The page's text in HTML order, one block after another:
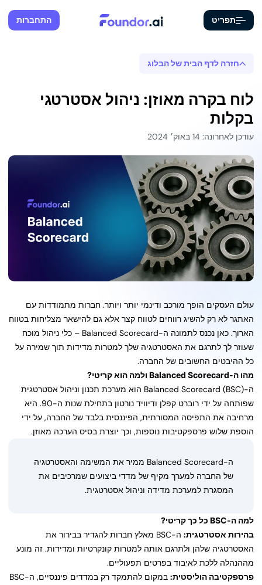
תפריט התחברות
חזרה לדף הבית של הבלוג
לוח בקרה מאוזן: ניהול אסטרטגי
בקלות
עודכן לאחרונה: 14 באוק׳ 2024
עולם העסקים הופך מורכב ודינמי יותר ויותר. חברות מתמודדות עם
האתגר לא רק להשיג רווחים לטווח קצר אלא גם להישאר מצליחות בטווח
הארוך. כאן נכנס לתמונה ה-Balanced Scorecard – כלי ניהול מוכח
שעוזר לך לתרגם את האסטרטגיה שלך למטרות מדידות תוך שמירה על
כל ההיבטים החשובים של החברה.
מהו ה-Balanced Scorecard ולמה הוא קריטי?
ה-Balanced Scorecard (BSC) הוא מערכת תכנון וניהול אסטרטגית
שפותחה על ידי רוברט קפלן ודיוויד נורטון בתחילת שנות ה-90. היא
מרחיבה את התפיסה המסורתית, הפיננסית בלבד של החברה, על ידי
הוספת שלוש פרספקטיבות נוספות, וכך יוצרת בסיס הערכה מאוזן.
ה-Balanced Scorecard ממיר את המשימה והאסטרטגיה
של החברה למערך מקיף של מדדי ביצועים שמרכיבים את
המסגרת למערכת מדידה וניהול אסטרטגית.
למה ה-BSC כל כך קריטי?
בהירות אסטרטגית:
ה-BSC מאלץ חברות להגדיר בבירור את
האסטרטגיה שלהן ולתרגם אותה למטרות קונקרטיות ומדידות. זה מונע
מההנהלה ללכת לאיבוד בפרטים תפעוליים.
פרספקטיבה הוליסטית:
במקום להתמקד רק במדדים פיננסיים, ה-BSC